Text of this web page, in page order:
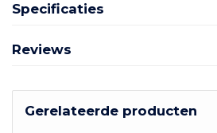
Specificaties
Reviews
Gerelateerde producten